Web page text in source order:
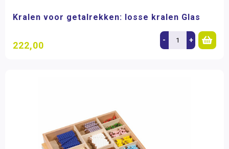
Kralen voor getalrekken: losse kralen Glas
222,00 - +